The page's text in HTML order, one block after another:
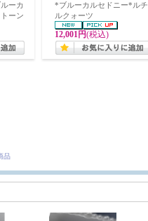
ーカ
ーン
*ブルーカルセドニー*ルチ
ルクォーツ
12,001円(税込)
品